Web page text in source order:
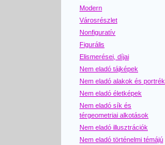
Modern
Városrészlet
Nonfiguratív
Figurális
Elismerései, díjai
Nem eladó tájképek
Nem eladó alakok és portrék
Nem eladó életképek
Nem eladó sík és
térgeometriai alkotások
Nem eladó illusztrációk
Nem eladó történelmi témájú